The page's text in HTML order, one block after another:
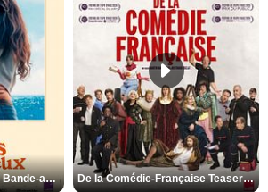
Les Matins merveilleux Bande-annonce VF De la Comédie-Française Teaser VF